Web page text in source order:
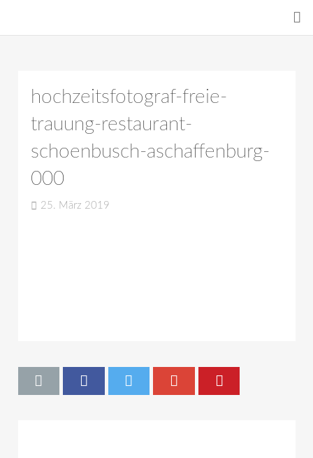
hochzeitsfotograf-freie-
trauung-restaurant-
schoenbusch-aschaffenburg-
000
25. März 2019